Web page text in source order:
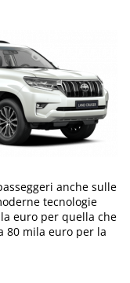
anche sulle
tecnologie
euro per quella che
80 mila euro per la